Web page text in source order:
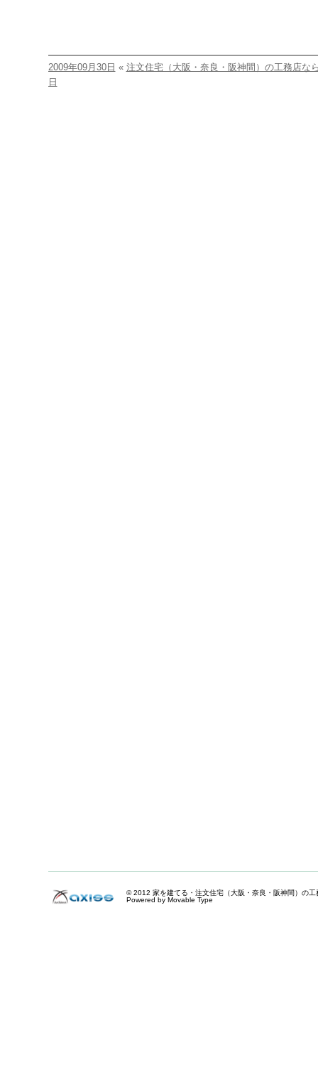
2009年09月30日 « 注文住宅（大阪・奈良・阪神間）の工務店な
日
© 2012 家を建てる・注文住宅（大阪・奈良・阪神間）の
Powered by Movable Type